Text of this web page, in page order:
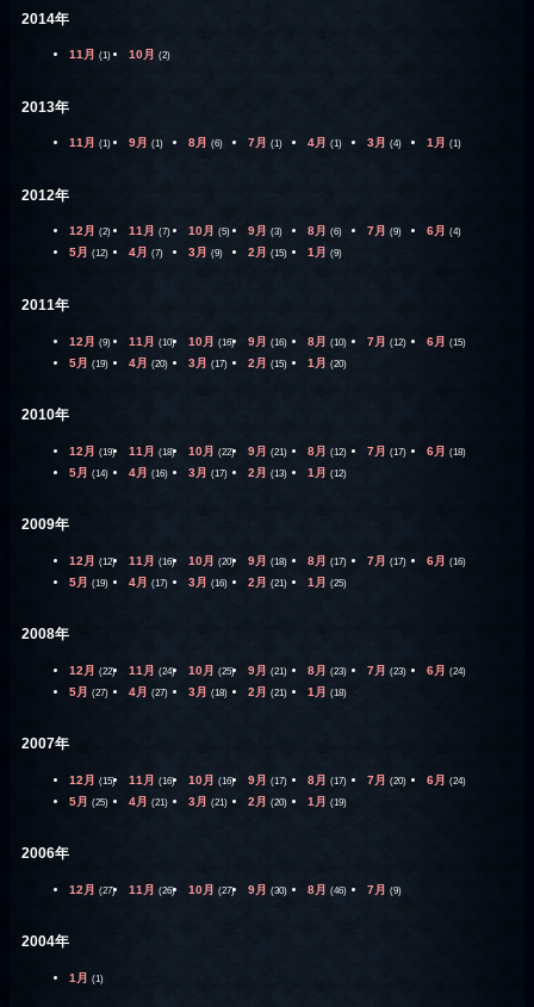
2014年
11月 (1) 10月 (2)
2013年
11月 (1) 9月 (1) 8月 (6) 7月 (1) 4月 (1) 3月 (4) 1月 (1)
2012年
12月 (2) 11月 (7) 10月 (5) 9月 (3) 8月 (6) 7月 (9) 6月 (4)
5月 (12) 4月 (7) 3月 (9) 2月 (15) 1月 (9)
2011年
12月 (9) 11月 (10) 10月 (16) 9月 (16) 8月 (10) 7月 (12) 6月 (15)
5月 (19) 4月 (20) 3月 (17) 2月 (15) 1月 (20)
2010年
12月 (19) 11月 (18) 10月 (22) 9月 (21) 8月 (12) 7月 (17) 6月 (18)
5月 (14) 4月 (16) 3月 (17) 2月 (13) 1月 (12)
2009年
12月 (12) 11月 (16) 10月 (20) 9月 (18) 8月 (17) 7月 (17) 6月 (16)
5月 (19) 4月 (17) 3月 (16) 2月 (21) 1月 (25)
2008年
12月 (22) 11月 (24) 10月 (25) 9月 (21) 8月 (23) 7月 (23) 6月 (24)
5月 (27) 4月 (27) 3月 (18) 2月 (21) 1月 (18)
2007年
12月 (15) 11月 (16) 10月 (16) 9月 (17) 8月 (17) 7月 (20) 6月 (24)
5月 (25) 4月 (21) 3月 (21) 2月 (20) 1月 (19)
2006年
12月 (27) 11月 (26) 10月 (27) 9月 (30) 8月 (46) 7月 (9)
2004年
1月 (1)